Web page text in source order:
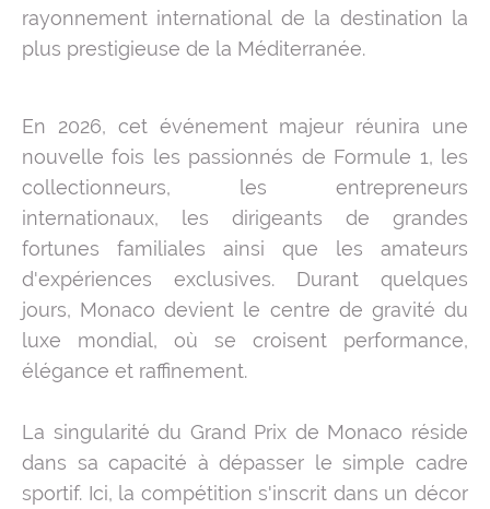
rayonnement international de la destination la
plus prestigieuse de la Méditerranée.
En 2026, cet événement majeur réunira une
nouvelle fois les passionnés de Formule 1, les
collectionneurs, les entrepreneurs
internationaux, les dirigeants de grandes
fortunes familiales ainsi que les amateurs
d'expériences exclusives. Durant quelques
jours, Monaco devient le centre de gravité du
luxe mondial, où se croisent performance,
élégance et raffinement.
La singularité du Grand Prix de Monaco réside
dans sa capacité à dépasser le simple cadre
sportif. Ici, la compétition s'inscrit dans un décor